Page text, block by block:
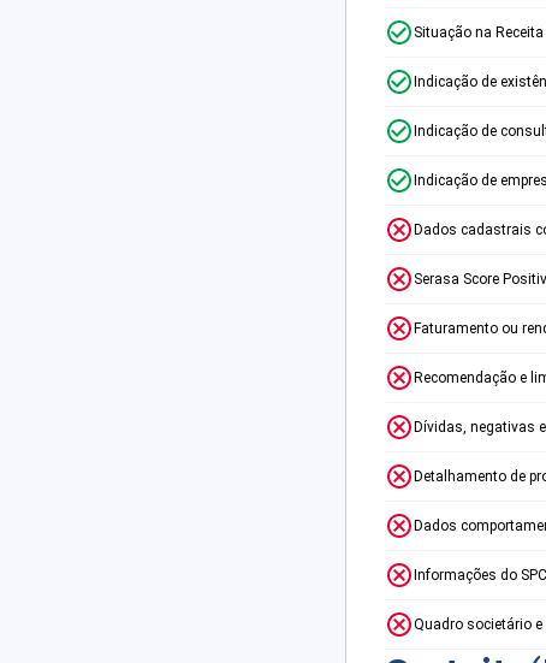
Situação na Receita
Indicação de
Indicação de
Indicação de
Dados cadastrais
Serasa Score
Faturamento ou
Recomendação e
Dívidas, negativas
Detalhamento de
Dados
Informações do SPC
Quadro societário